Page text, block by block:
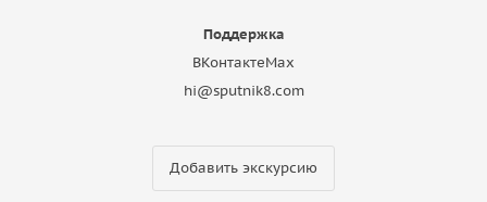
Поддержка
ВКонтактеMax
hi@sputnik8.com
Добавить экскурсию